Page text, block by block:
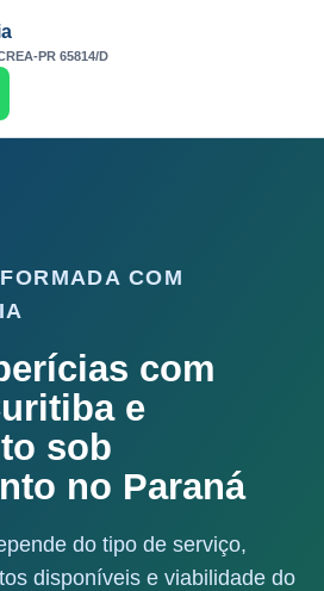
PR 65814/D
COM
com
e
sob
no Paraná
do tipo de serviço,
disponíveis e viabilidade do